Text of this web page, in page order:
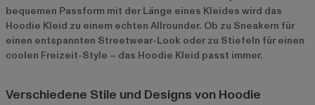
bequemen Passform mit der Länge eines Kleides wird das
Hoodie Kleid zu einem echten Allrounder. Ob zu Sneakern für
einen entspannten Streetwear-Look oder zu Stiefeln für einen
coolen Freizeit-Style – das Hoodie Kleid passt immer.
Verschiedene Stile und Designs von Hoodie